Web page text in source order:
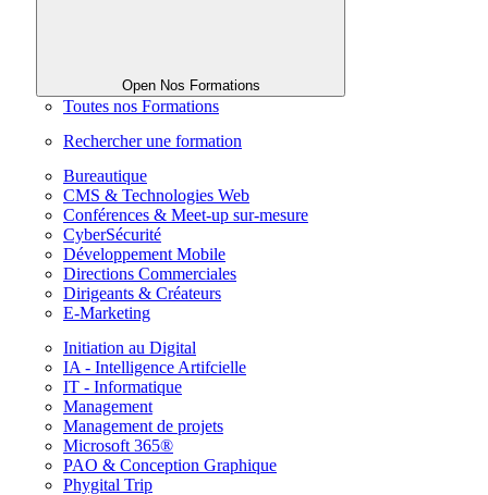
Open Nos Formations
Toutes nos Formations
Rechercher une formation
Bureautique
CMS & Technologies Web
Conférences & Meet-up sur-mesure
CyberSécurité
Développement Mobile
Directions Commerciales
Dirigeants & Créateurs
E-Marketing
Initiation au Digital
IA - Intelligence Artifcielle
IT - Informatique
Management
Management de projets
Microsoft 365®
PAO & Conception Graphique
Phygital Trip